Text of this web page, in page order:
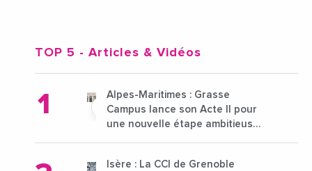
TOP 5 - Articles & Vidéos
Alpes-Maritimes : Grasse
Campus lance son Acte II pour
une nouvelle étape ambitieuse
Isère : La CCI de Grenoble